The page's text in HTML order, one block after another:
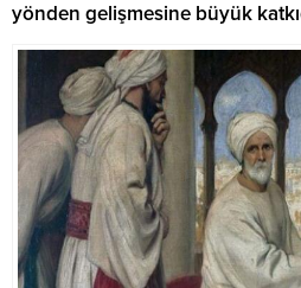
yönden gelişmesine büyük